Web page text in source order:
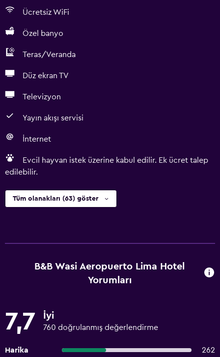
Ücretsiz WiFi
Özel banyo
Teras/Veranda
Düz ekran TV
Televizyon
Yayın akışı servisi
İnternet
Evcil hayvan istek üzerine kabul edilir. Ek ücret talep
edilebilir.
Tüm olanakları (63) göster
B&B Wasi Aeropuerto Lima Hotel
Yorumları
7,7 İyi
760 doğrulanmış değerlendirme
Harika 262